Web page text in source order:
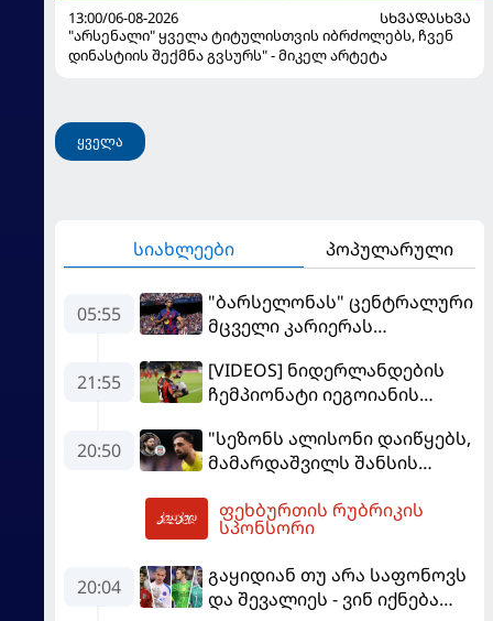
13:00/06-08-2026
ᲡᲮᲕᲐᲓᲐᲡᲮᲕᲐ
"არსენალი" ყველა ტიტულისთვის იბრძოლებს, ჩვენ
დინასტიის შექმნა გვსურს" - მიკელ არტეტა
ყველა
სიახლეები პოპულარული
05:55
"ბარსელონას" ცენტრალური
მცველი კარიერას
გააგრძელებს
21:55
[VIDEOS] ნიდერლანდების
ჩემპიონატი იეგოიანის
MVP გახდა
20:50
"სეზონს ალისონი დაიწყებს,
მამარდაშვილს შანსის
მოთმინება სჭირდება,
რომელსაც 100%-ით
"ლივერპულის" ყოფილმა
მეკარემ
ფეხბურთის რუბრიკის
სპონსორი
20:04
გაყიდიან თუ არა საფონოვს
და შევალიეს - ვინ იქნება